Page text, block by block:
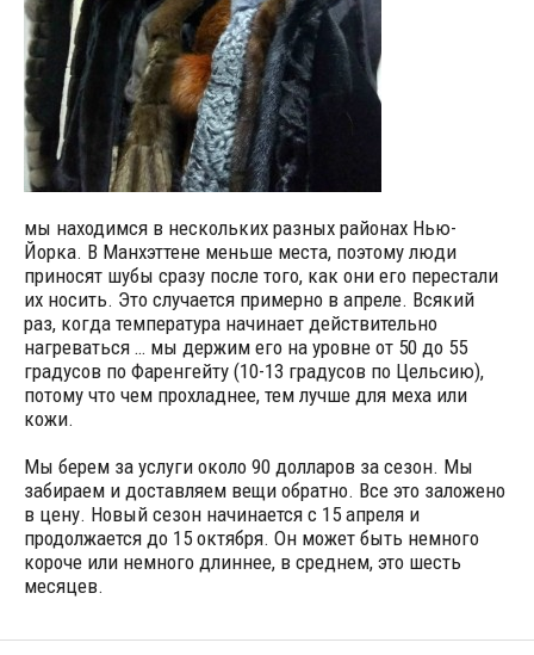
мы находимся в нескольких разных районах Нью-
Йорка. В Манхэттене меньше места, поэтому люди
приносят шубы сразу после того, как они его перестали
их носить. Это случается примерно в апреле. Всякий
раз, когда температура начинает действительно
нагреваться … мы держим его на уровне от 50 до 55
градусов по Фаренгейту (10-13 градусов по Цельсию),
потому что чем прохладнее, тем лучше для меха или
кожи.
Мы берем за услуги около 90 долларов за сезон. Мы
забираем и доставляем вещи обратно. Все это заложено
в цену. Новый сезон начинается с 15 апреля и
продолжается до 15 октября. Он может быть немного
короче или немного длиннее, в среднем, это шесть
месяцев.